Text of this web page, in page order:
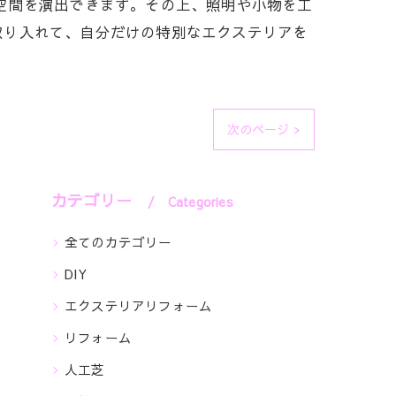
を演出できます。その上、照明や小物を工
入れて、自分だけの特別なエクステリアを
次のページ >
カテゴリー Categories
全てのカテゴリー
DIY
エクステリアリフォーム
リフォーム
人工芝